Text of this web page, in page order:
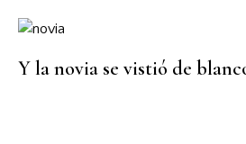
Y la novia se vistió de